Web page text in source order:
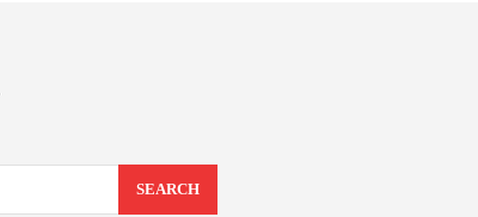
SEARCH